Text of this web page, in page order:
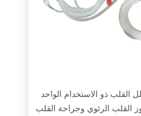
القلب ذو الاستخدام الواحد